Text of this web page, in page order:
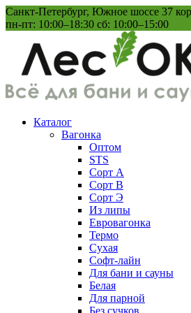
Перейти
к
Санкт-Петербург, Южное шоссе 37
пн-пт: 10:00–18:30 сб: 10:00–15:00
Каталог
Вагонка
Оптом
STS
Сорт А
Сорт В
Сорт Э
Из липы
Евровагонка
Термо
Сухая
Софт-лайн
Для бани и сауны
Белая
Для парной
Без сучков